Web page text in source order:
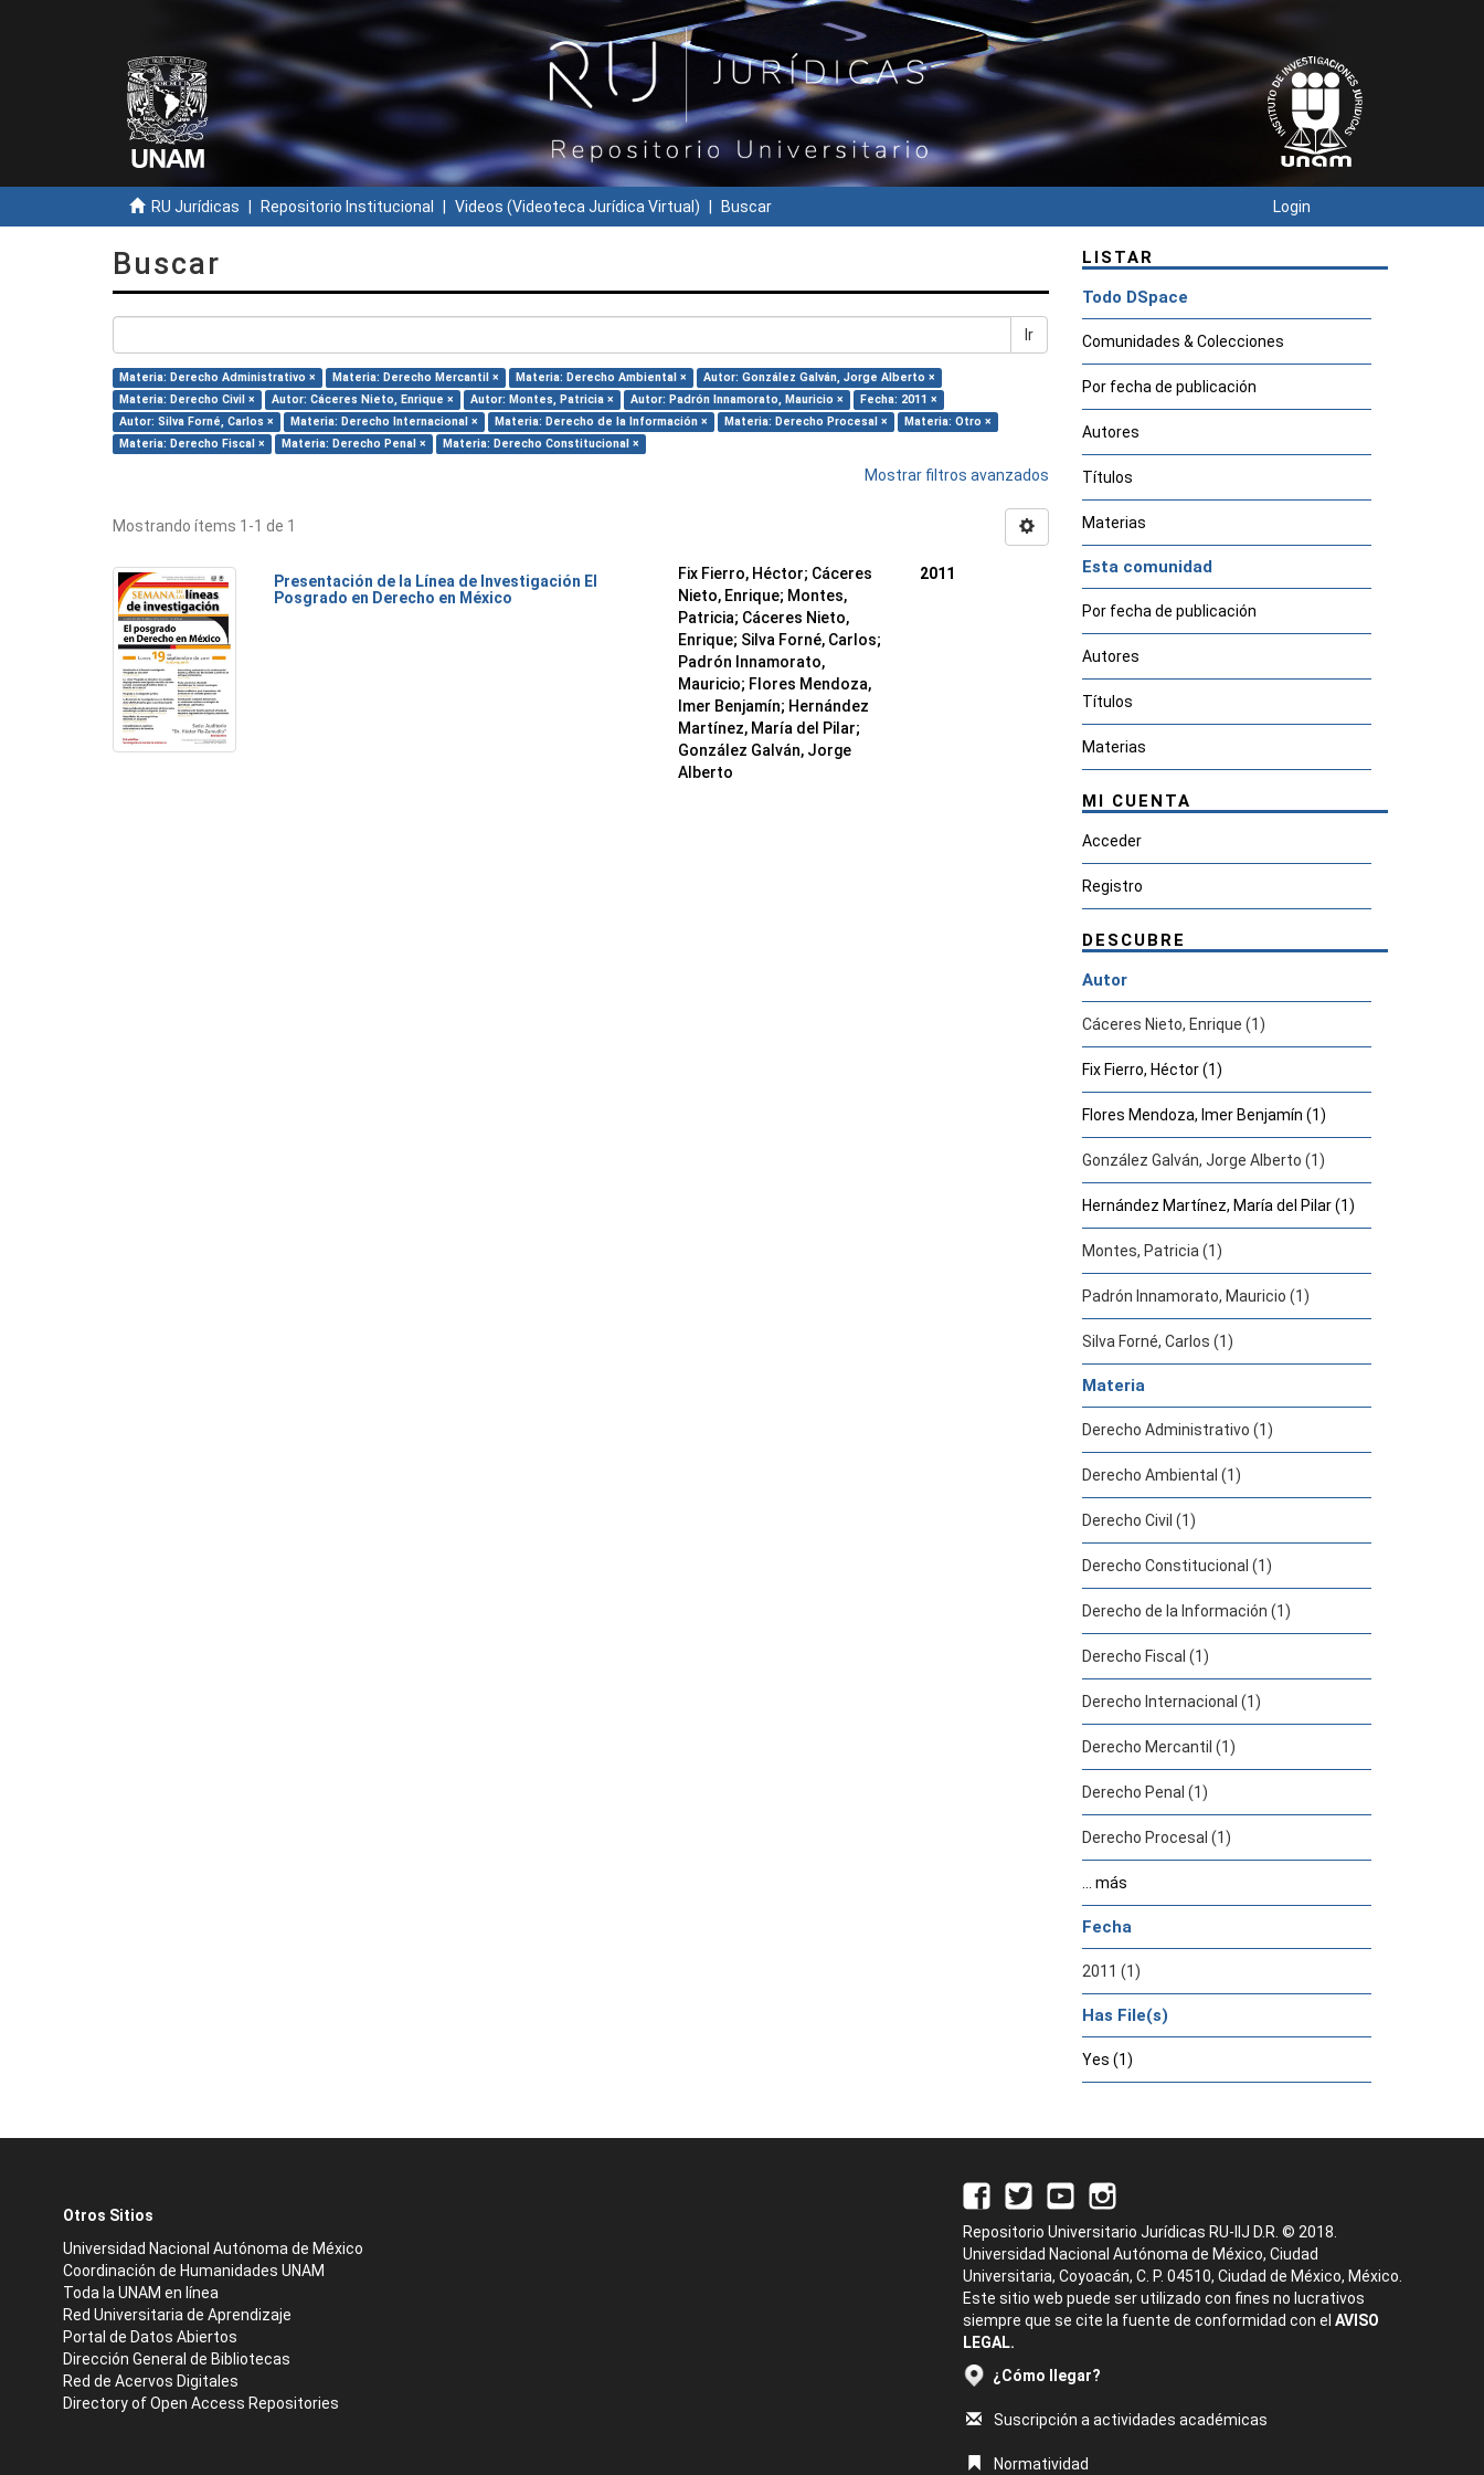
RU Jurídicas Repositorio Institucional Videos (Videoteca Jurídica Virtual) Buscar Login
Buscar
Ir
Materia: Derecho Administrativo × Materia: Derecho Mercantil × Materia: Derecho Ambiental ×
Autor: González Galván, Jorge Alberto ×
Materia: Derecho Civil ×
Autor: Cáceres Nieto, Enrique × Autor: Montes, Patricia × Autor: Padrón Innamorato, Mauricio ×
Fecha: 2011 ×
Autor: Silva Forné, Carlos ×
Materia: Derecho Internacional × Materia: Derecho de la Información × Materia: Derecho Procesal ×
Materia: Otro ×
Materia: Derecho Fiscal ×
Materia: Derecho Penal × Materia: Derecho Constitucional ×
Mostrar filtros avanzados
Mostrando ítems 1-1 de 1
Presentación de la Línea de Investigación El
Posgrado en Derecho en México
Fix Fierro, Héctor; Cáceres
Nieto, Enrique; Montes,
Patricia; Cáceres Nieto,
Enrique; Silva Forné, Carlos;
Padrón Innamorato,
Mauricio; Flores Mendoza,
Imer Benjamín; Hernández
Martínez, María del Pilar;
González Galván, Jorge
Alberto
2011
LISTAR
Todo DSpace
Comunidades & Colecciones
Por fecha de publicación
Autores
Títulos
Materias
Esta comunidad
Por fecha de publicación
Autores
Títulos
Materias
MI CUENTA
Acceder
Registro
DESCUBRE
Autor
Cáceres Nieto, Enrique (1)
Fix Fierro, Héctor (1)
Flores Mendoza, Imer Benjamín (1)
González Galván, Jorge Alberto (1)
Hernández Martínez, María del Pilar (1)
Montes, Patricia (1)
Padrón Innamorato, Mauricio (1)
Silva Forné, Carlos (1)
Materia
Derecho Administrativo (1)
Derecho Ambiental (1)
Derecho Civil (1)
Derecho Constitucional (1)
Derecho de la Información (1)
Derecho Fiscal (1)
Derecho Internacional (1)
Derecho Mercantil (1)
Derecho Penal (1)
Derecho Procesal (1)
... más
Fecha
2011 (1)
Has File(s)
Yes (1)
Otros Sitios
Universidad Nacional Autónoma de México
Coordinación de Humanidades UNAM
Toda la UNAM en línea
Red Universitaria de Aprendizaje
Portal de Datos Abiertos
Dirección General de Bibliotecas
Red de Acervos Digitales
Directory of Open Access Repositories
Repositorio Universitario Jurídicas RU-IIJ D.R. © 2018.
Universidad Nacional Autónoma de México, Ciudad
Universitaria, Coyoacán, C. P. 04510, Ciudad de México, México.
Este sitio web puede ser utilizado con fines no lucrativos
siempre que se cite la fuente de conformidad con el AVISO
LEGAL.
¿Cómo llegar?
Suscripción a actividades académicas
Normatividad